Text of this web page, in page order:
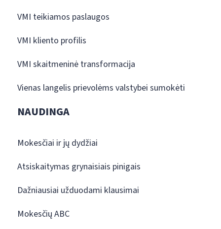
VMI teikiamos paslaugos
VMI kliento profilis
VMI skaitmeninė transformacija
Vienas langelis prievolėms valstybei sumokėti
NAUDINGA
Mokesčiai ir jų dydžiai
Atsiskaitymas grynaisiais pinigais
Dažniausiai užduodami klausimai
Mokesčių ABC